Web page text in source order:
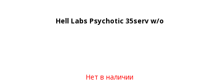
Hell Labs Psychotic 35serv w/o
Нет в наличии